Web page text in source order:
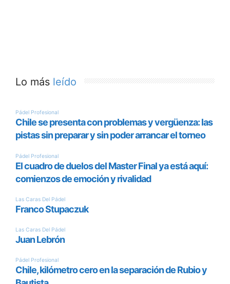
Lo más leído